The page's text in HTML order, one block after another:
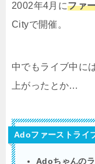
2002年4月にファ
Cityで開催。
中でもライブ中に
上がったとか…
Adoファーストライ
Adoちゃんの